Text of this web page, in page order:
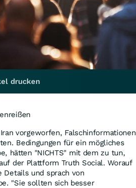
vorgeworfen, Falschinformationen
Bedingungen für ein mögliches
hätten "NICHTS" mit dem zu tun,
der Plattform Truth Social. Worauf
Details und sprach von
"Sie sollten sich besser
drucken